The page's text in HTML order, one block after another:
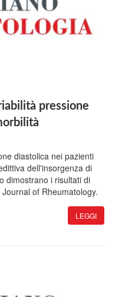
pressione
diastolica nei pazienti
dell'insorgenza di
dimostrano i risultati di
of Rheumatology.
LEGGI